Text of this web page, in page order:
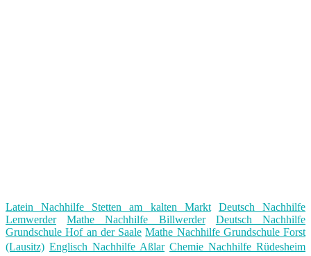
Latein Nachhilfe Stetten am kalten Markt
Deutsch Nachhilfe
Lemwerder
Mathe Nachhilfe Billwerder
Deutsch Nachhilfe
Grundschule Hof an der Saale Mathe Nachhilfe Grundschule Forst
(Lausitz) Englisch Nachhilfe Aßlar Chemie Nachhilfe Rüdesheim